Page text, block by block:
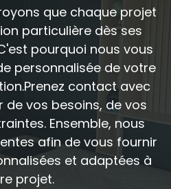
que chaque projet
particulière dès ses
pourquoi nous vous
personnalisée de votre
contact avec
vos besoins, de vos
Ensemble, nous
afin de vous fournir
et adaptées à
projet.